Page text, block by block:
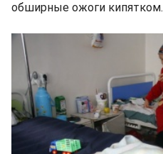
обширные ожоги кипятком.